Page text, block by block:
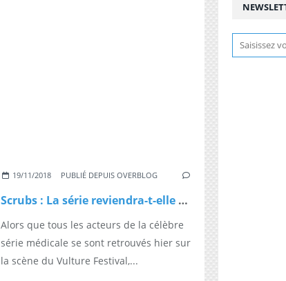
19/11/2018 PUBLIÉ DEPUIS OVERBLOG
Scrubs : La série reviendra-t-elle pour une saison 10 ?
Alors que tous les acteurs de la célèbre
série médicale se sont retrouvés hier sur
la scène du Vulture Festival,...